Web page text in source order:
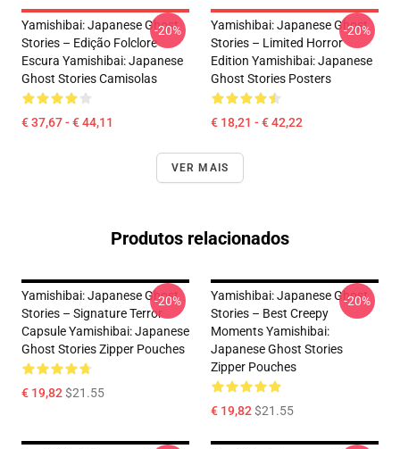
Yamishibai: Japanese Ghost
Stories – Edição Folclore
Escura Yamishibai: Japanese
Ghost Stories Camisolas
€ 37,67 - € 44,11
-20%
Yamishibai: Japanese Ghost
Stories – Limited Horror
Edition Yamishibai: Japanese
Ghost Stories Posters
€ 18,21 - € 42,22
-20%
VER MAIS
Produtos relacionados
Yamishibai: Japanese Ghost
Stories – Signature Terror
Capsule Yamishibai: Japanese
Ghost Stories Zipper Pouches
€ 19,82$21.55
-20%
Yamishibai: Japanese Ghost
Stories – Best Creepy
Moments Yamishibai:
Japanese Ghost Stories
Zipper Pouches
€ 19,82$21.55
-20%